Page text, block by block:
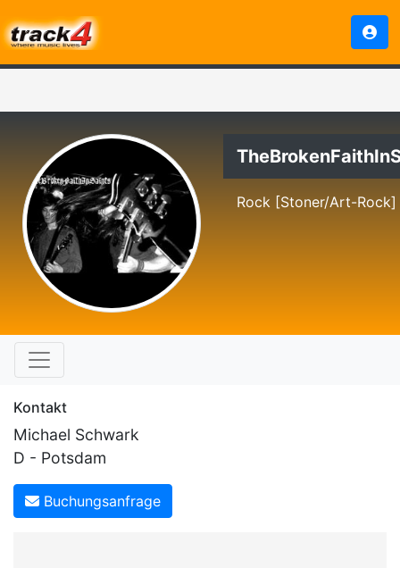
Rock [Stoner/Art-Rock]
Kontakt
Michael Schwark
D - Potsdam
Buchungsanfrage